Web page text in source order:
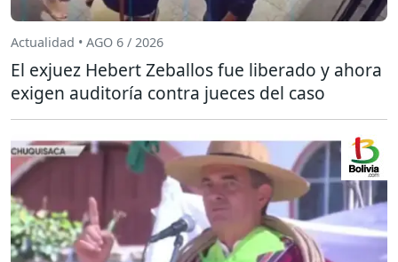
Actualidad • AGO 6 / 2026
El exjuez Hebert Zeballos fue liberado y ahora
exigen auditoría contra jueces del caso